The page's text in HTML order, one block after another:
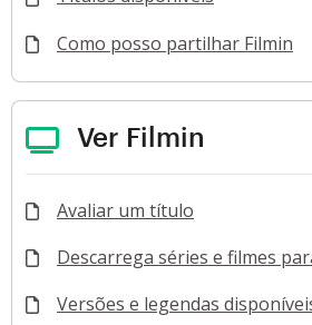
Como posso partilhar Filmin
Ver Filmin
Avaliar um título
Descarrega séries e filmes
Versões e legendas